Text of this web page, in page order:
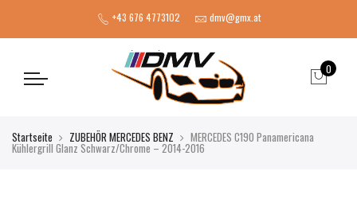
+43 676 4773102 dmv@gmx.at
0
Startseite ZUBEHÖR MERCEDES BENZ MERCEDES C190 Panamericana
Kühlergrill Glanz Schwarz/Chrome – 2014-2016